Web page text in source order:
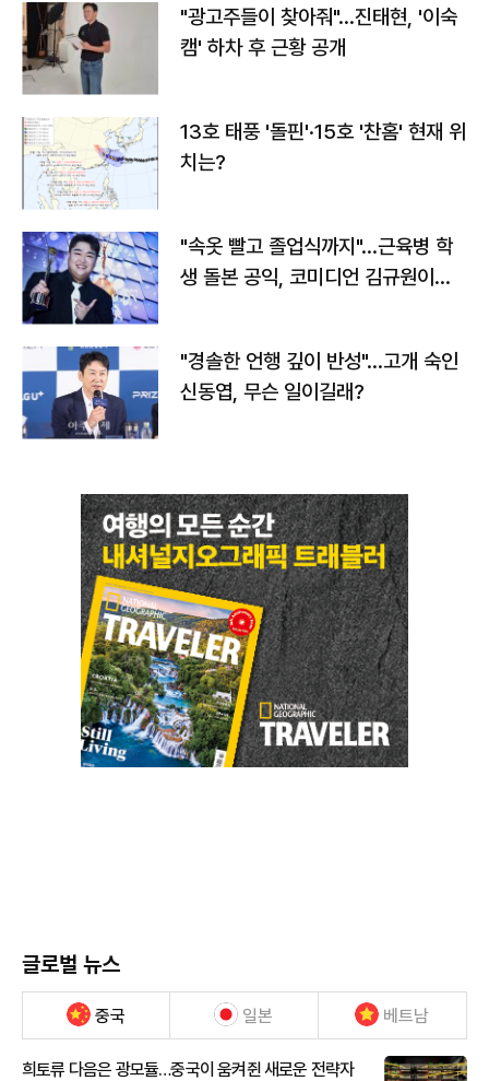
"광고주들이 찾아줘"…진태현, '이숙
캠' 하차 후 근황 공개
13호 태풍 '돌핀'·15호 '찬홈' 현재 위
치는?
"속옷 빨고 졸업식까지"…근육병 학
생 돌본 공익, 코미디언 김규원이었
"경솔한 언행 깊이 반성"…고개 숙인
신동엽, 무슨 일이길래?
글로벌 뉴스
중국 일본 베트남
희토류 다음은 광모듈…중국이 움켜쥔 새로운 전략자